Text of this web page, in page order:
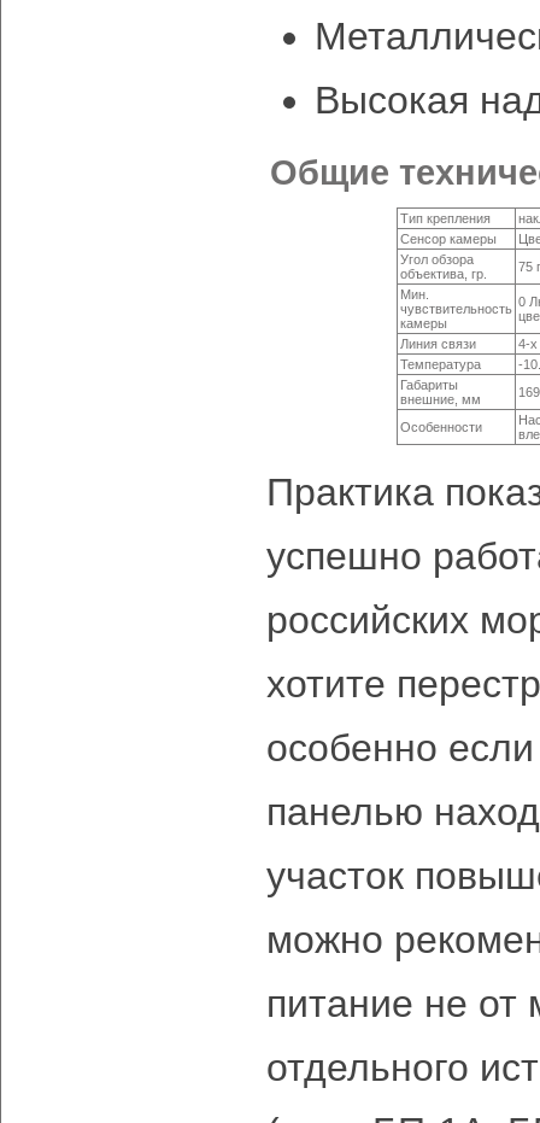
Высокая
Общие
Тип крепления
Сенсор камеры
Угол обзора
объектива, гр.
75
Мин.
чувствительность
камеры
0
Линия связи
4-х
Температура
-
Габариты
внешние, мм
Особенности
Практика
успешно
российских
хотите
особенно
панелью
участок
можно
питание не от
отдельного